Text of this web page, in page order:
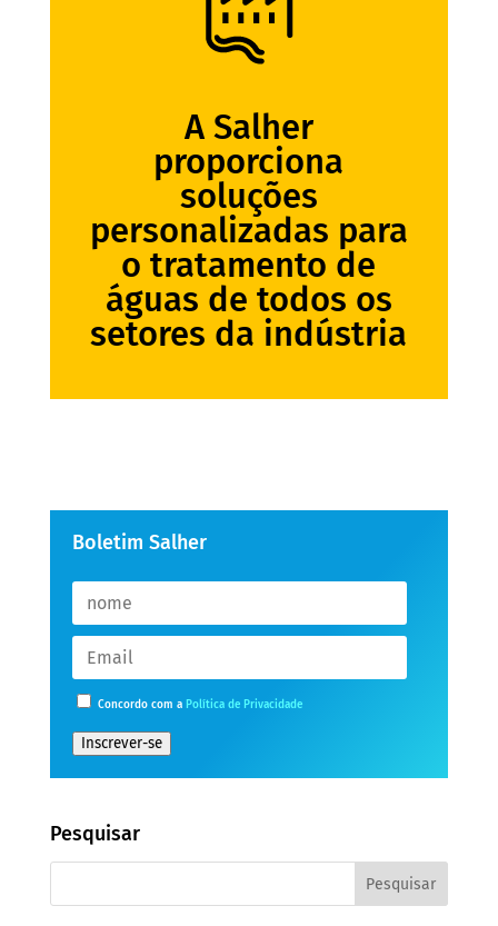
A Salher
proporciona
soluções
personalizadas para
o tratamento de
águas de todos os
setores da indústria
Boletim Salher
Concordo com a Política de Privacidade
Inscrever-se
Pesquisar